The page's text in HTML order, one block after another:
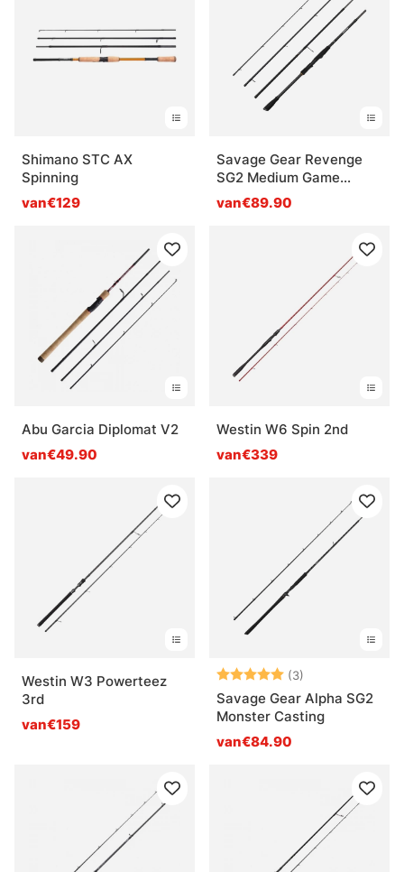
Shimano STC AX
Spinning
van€129
Savage Gear Revenge
SG2 Medium Game
Travel Spinning
van€89.90
Abu Garcia Diplomat V2
van€49.90
Westin W6 Spin 2nd
van€339
Westin W3 Powerteez
3rd
van€159
Beoordeling:
(3)
Savage Gear Alpha SG2
Monster Casting
van€84.90